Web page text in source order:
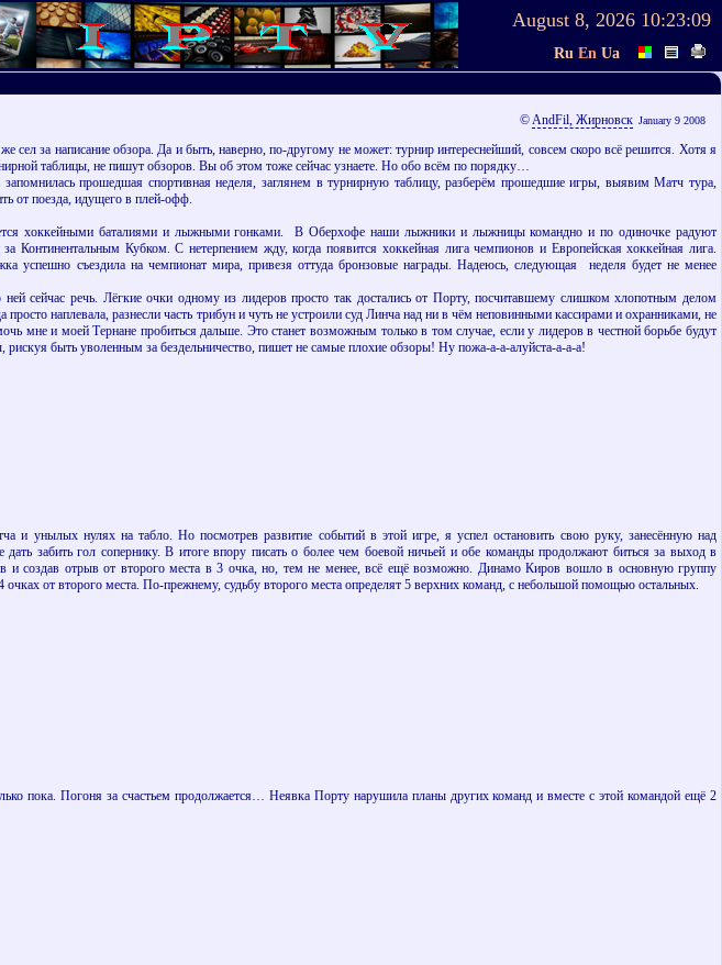
August 8, 2026 10:23:09
Ru En Ua
©AndFil, Жирновск January 9 2008
сел за написание обзора. Да и быть, наверно, по-другому не может: турнир интереснейший, совсем скоро всё решится. Хотя я
таблицы, не пишут обзоров. Вы об этом тоже сейчас узнаете. Но обо всём по порядку…
прошедшая спортивная неделя, заглянем в турнирную таблицу, разберём прошедшие игры, выявим Матч тура,
от поезда, идущего в плей-офф.
хоккейными баталиями и лыжными гонками. В Оберхофе наши лыжники и лыжницы командно и по одиночке радуют
Кубком. С нетерпением жду, когда появится хоккейная лига чемпионов и Европейская хоккейная лига.
успешно съездила на чемпионат мира, привезя оттуда бронзовые награды. Надеюсь, следующая неделя будет не менее
сейчас речь. Лёгкие очки одному из лидеров просто так достались от Порту, посчитавшему слишком хлопотным делом
наплевала, разнесли часть трибун и чуть не устроили суд Линча над ни в чём неповинными кассирами и охранниками, не
мне и моей Тернане пробиться дальше. Это станет возможным только в том случае, если у лидеров в честной борьбе будут
быть уволенным за бездельничество, пишет не самые плохие обзоры! Ну пожа-а-а-алуйста-а-а-а!
и унылых нулях на табло. Но посмотрев развитие событий в этой игре, я успел остановить свою руку, занесённую над
забить гол сопернику. В итоге впору писать о более чем боевой ничьей и обе команды продолжают биться за выход в
создав отрыв от второго места в 3 очка, но, тем не менее, всё ещё возможно. Динамо Киров вошло в основную группу
от второго места. По-прежнему, судьбу второго места определят 5 верхних команд, с небольшой помощью остальных.
пока. Погоня за счастьем продолжается… Неявка Порту нарушила планы других команд и вместе с этой командой ещё 2